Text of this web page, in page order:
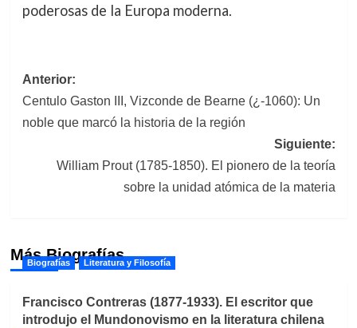
poderosas de la Europa moderna.
Navegación
de
entradas
Anterior:
Centulo Gaston III, Vizconde de Bearne (¿-1060): Un
noble que marcó la historia de la región
Siguiente:
William Prout (1785-1850). El pionero de la teoría
sobre la unidad atómica de la materia
Más Biografías
Biografías Literatura y Filosofía
Francisco Contreras (1877-1933). El escritor que
introdujo el Mundonovismo en la literatura chilena